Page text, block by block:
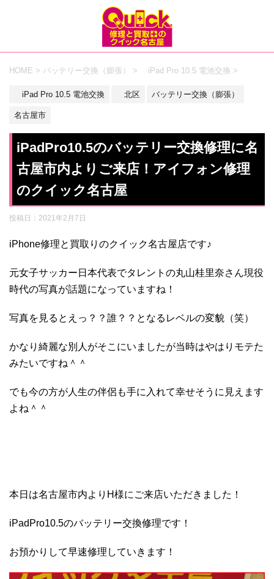
HOME > バッテリー交換（膨張） > iPad Pro 10.5 電池交換 >
iPad Pro 10.5 電池交換 北区 バッテリー交換（膨張）
名古屋市
iPadPro10.5のバッテリー交換修理に名
古屋市内よりご来店！アイフォン修理
のクイック名古屋
投稿日： 2021年2月7日
iPhone修理と買取りのクイック名古屋店です♪
元女子サッカー日本代表でタレントの丸山桂里奈さん現役
時代の写真が話題になっていますね！
写真を見るとえっ？？誰？？となるレベルの変貌（笑）
かなり綺麗な別人がそこにいましたが当時はやはりモテた
みたいですね＾＾
でも今の方が人生の伴侶も手に入れて幸せそうに見えます
よね＾＾
本日は名古屋市内よりH様にご来店いただきました！
iPadPro10.5のバッテリー交換修理です！
お預かりして早速修理していきます！